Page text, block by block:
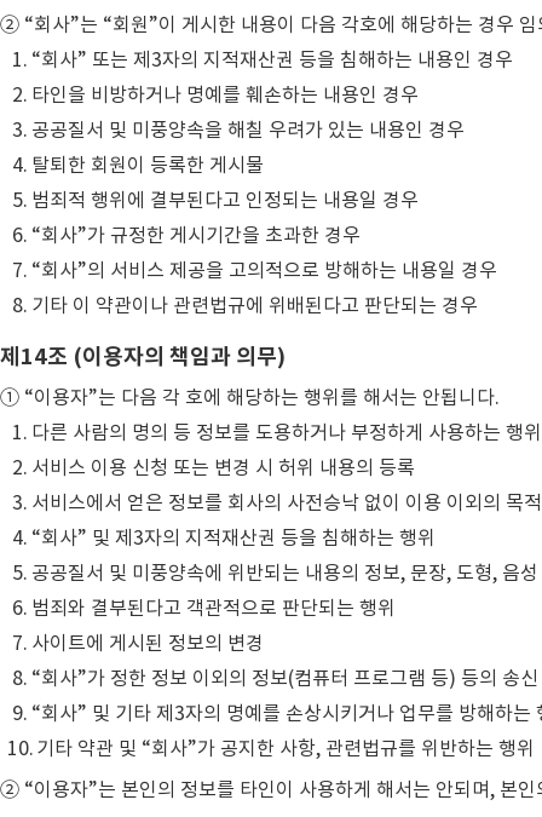
② “회사”는 “회원”이 게시한 내용이 다음 각호에 해당하는 경우
“회사” 또는 제3자의 지적재산권 등을 침해하는 내용인 경우
타인을 비방하거나 명예를 훼손하는 내용인 경우
공공질서 및 미풍양속을 해칠 우려가 있는 내용인 경우
탈퇴한 회원이 등록한 게시물
범죄적 행위에 결부된다고 인정되는 내용일 경우
“회사”가 규정한 게시기간을 초과한 경우
“회사”의 서비스 제공을 고의적으로 방해하는 내용일 경우
기타 이 약관이나 관련법규에 위배된다고 판단되는 경우
제14조 (이용자의 책임과 의무)
① “이용자”는 다음 각 호에 해당하는 행위를 해서는 안됩니다.
다른 사람의 명의 등 정보를 도용하거나 부정하게 사용하는 행위
서비스 이용 신청 또는 변경 시 허위 내용의 등록
서비스에서 얻은 정보를 회사의 사전승낙 없이 이용 이외의 목
“회사” 및 제3자의 지적재산권 등을 침해하는 행위
공공질서 및 미풍양속에 위반되는 내용의 정보, 문장, 도형, 음
범죄와 결부된다고 객관적으로 판단되는 행위
사이트에 게시된 정보의 변경
“회사”가 정한 정보 이외의 정보(컴퓨터 프로그램 등) 등의 송
“회사” 및 기타 제3자의 명예를 손상시키거나 업무를 방해하는
기타 약관 및 “회사”가 공지한 사항, 관련법규를 위반하는 행위
② “이용자”는 본인의 정보를 타인이 사용하게 해서는 안되며, 본